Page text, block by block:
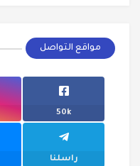
مواقع التواصل
50k
راسلنا